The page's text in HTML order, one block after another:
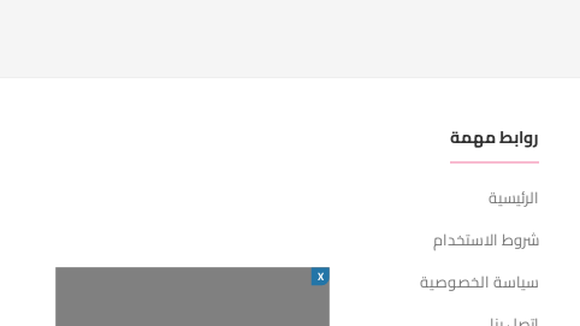
روابط مهمة
الرئيسية
شروط الاستخدام
سياسة الخصوصية
X